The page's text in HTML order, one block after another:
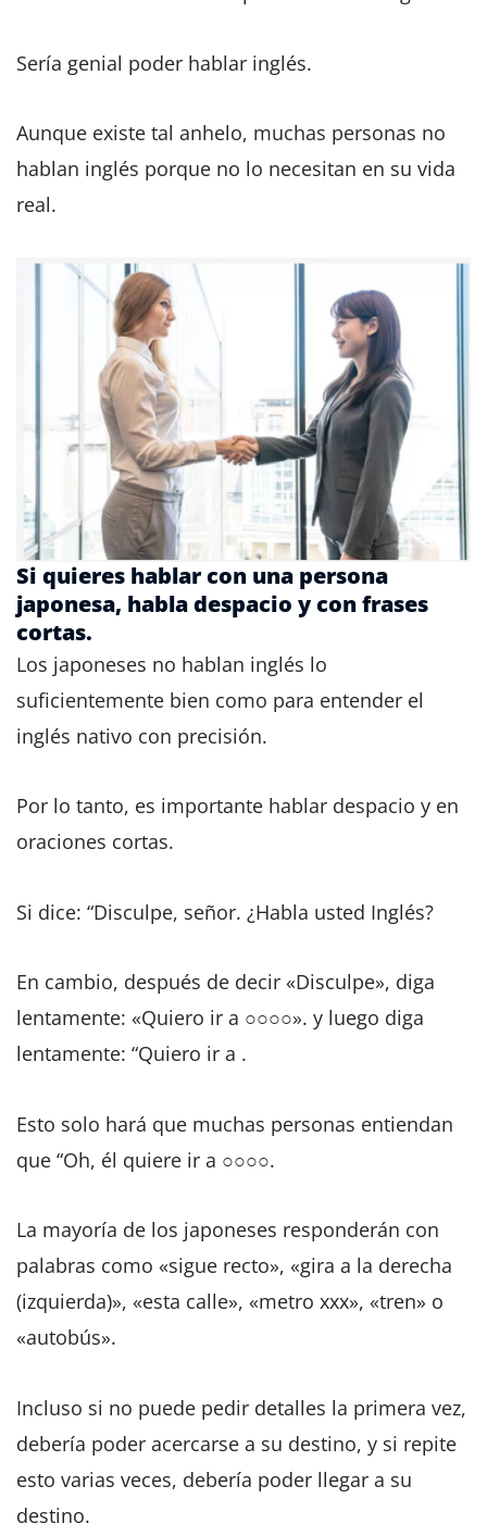
Sería genial poder hablar inglés.
Aunque existe tal anhelo, muchas personas no
hablan inglés porque no lo necesitan en su vida
real.
Si quieres hablar con una persona
japonesa, habla despacio y con frases
cortas.
Los japoneses no hablan inglés lo
suficientemente bien como para entender el
inglés nativo con precisión.
Por lo tanto, es importante hablar despacio y en
oraciones cortas.
Si dice: “Disculpe, señor. ¿Habla usted Inglés?
En cambio, después de decir «Disculpe», diga
lentamente: «Quiero ir a ○○○○». y luego diga
lentamente: “Quiero ir a .
Esto solo hará que muchas personas entiendan
que “Oh, él quiere ir a ○○○○.
La mayoría de los japoneses responderán con
palabras como «sigue recto», «gira a la derecha
(izquierda)», «esta calle», «metro xxx», «tren» o
«autobús».
Incluso si no puede pedir detalles la primera vez,
debería poder acercarse a su destino, y si repite
esto varias veces, debería poder llegar a su
destino.